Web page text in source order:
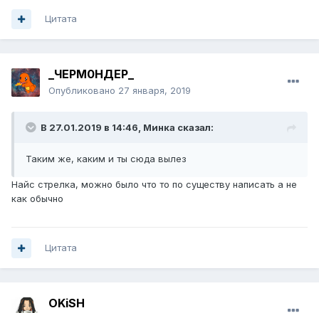
Цитата
_ЧЕРМ0НДЕР_
Опубликовано 27 января, 2019
В 27.01.2019 в 14:46, Минка сказал:
Таким же, каким и ты сюда вылез
Найс стрелка, можно было что то по существу написать а не
как обычно
Цитата
OKiSH